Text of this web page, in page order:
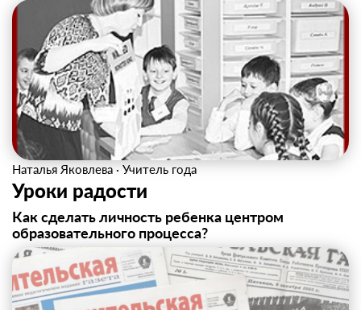
Наталья Яковлева · Учитель года
Уроки радости
Как сделать личность ребенка центром
образовательного процесса?